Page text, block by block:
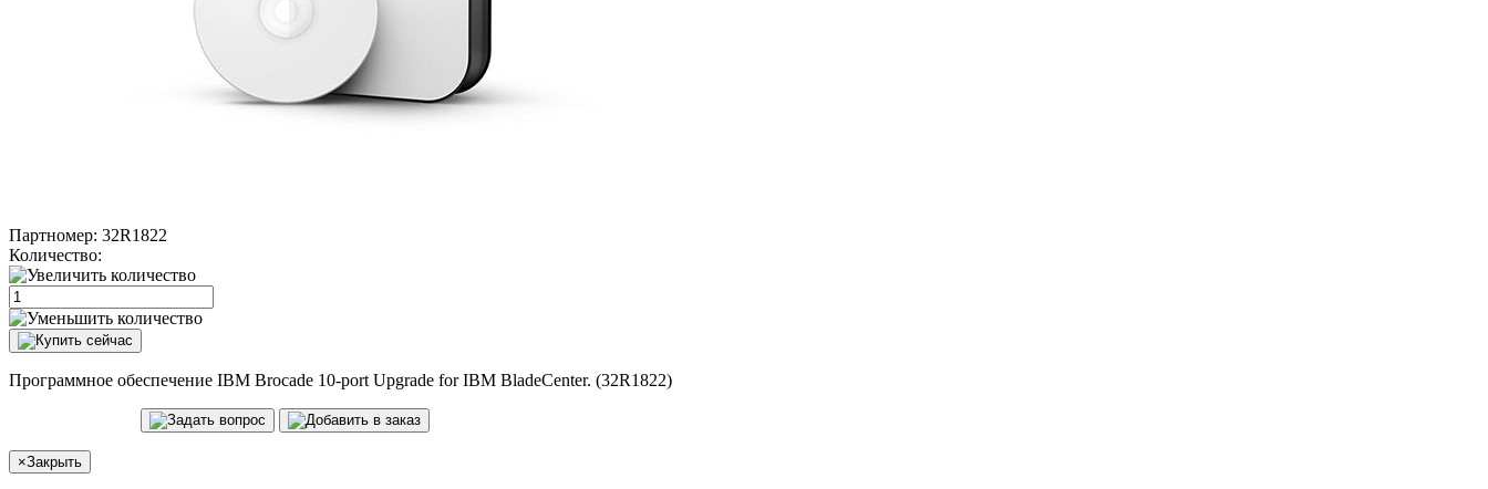
Партномер: 32R1822
Количество:
Программное обеспечение IBM Brocade 10-port Upgrade for IBM BladeCenter. (32R1822)
×Закрыть